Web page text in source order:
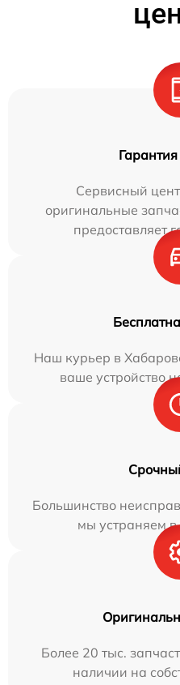
Сервисный
оригинальные
предоставляет
Наш курьер в
ваше устройство
Большинство
мы устраняем в
Более 20 тыс.
наличии на